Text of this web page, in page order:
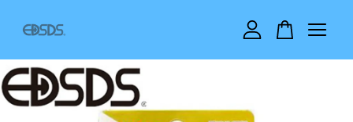
您的購物車目前還是空的。